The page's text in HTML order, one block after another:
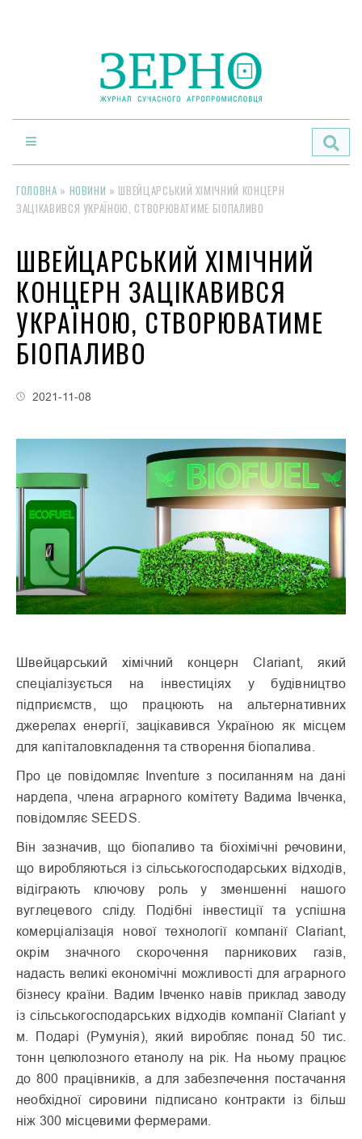
ГОЛОВНА » НОВИНИ » ШВЕЙЦАРСЬКИЙ ХІМІЧНИЙ КОНЦЕРН
ЗАЦІКАВИВСЯ УКРАЇНОЮ, СТВОРЮВАТИМЕ БІОПАЛИВО
ШВЕЙЦАРСЬКИЙ ХІМІЧНИЙ
КОНЦЕРН ЗАЦІКАВИВСЯ
УКРАЇНОЮ, СТВОРЮВАТИМЕ
БІОПАЛИВО
2021-11-08
Швейцарський хімічний концерн Clariant, який
спеціалізується на інвестиціях у будівництво
підприємств, що працюють на альтернативних
джерелах енергії, зацікавився Україною як місцем
для капіталовкладення та створення біопалива.
Про це повідомляє Inventure з посиланням на дані
нардепа, члена аграрного комітету Вадима Івченка,
повідомляє SEEDS.
Він зазначив, що біопаливо та біохімічні речовини,
що виробляються із сільськогосподарських відходів,
відіграють ключову роль у зменшенні нашого
вуглецевого сліду. Подібні інвестиції та успішна
комерціалізація нової технології компанії Clariant,
окрім значного скорочення парникових газів,
надасть великі економічні можливості для аграрного
бізнесу країни. Вадим Івченко навів приклад заводу
із сільськогосподарських відходів компанії Clariant у
м. Подарі (Румунія), який виробляє понад 50 тис.
тонн целюлозного етанолу на рік. На ньому працює
до 800 працівників, а для забезпечення постачання
необхідної сировини підписано контракти із більш
ніж 300 місцевими фермерами.